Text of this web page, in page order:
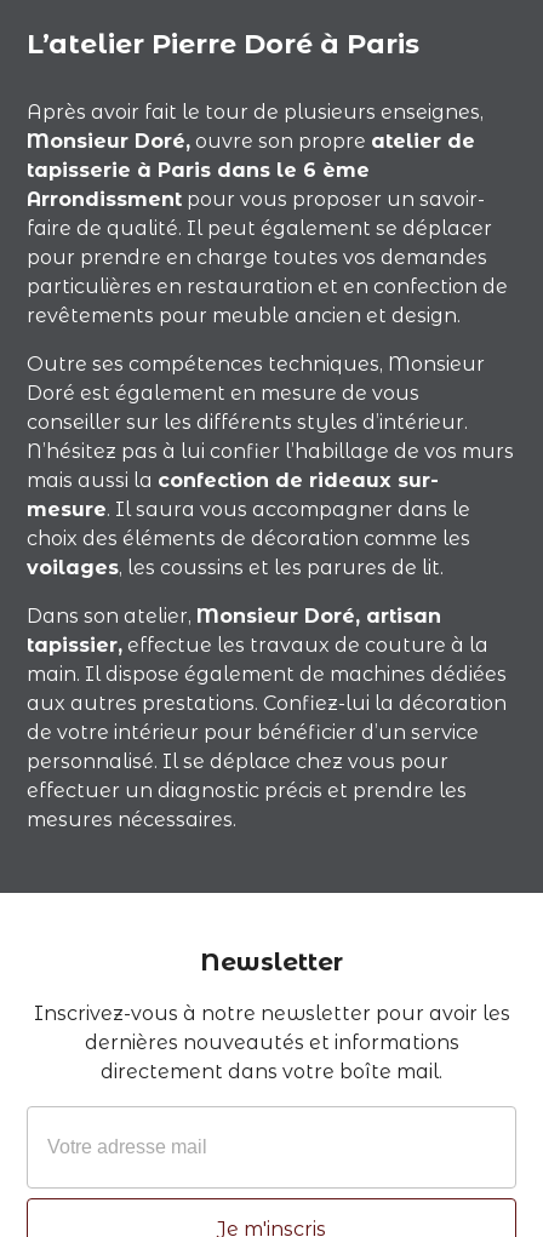
L’atelier Pierre Doré à Paris
Après avoir fait le tour de plusieurs enseignes,
Monsieur Doré, ouvre son propre atelier de
tapisserie à Paris dans le 6 ème
Arrondissment pour vous proposer un savoir-
faire de qualité. Il peut également se déplacer
pour prendre en charge toutes vos demandes
particulières en restauration et en confection de
revêtements pour meuble ancien et design.
Outre ses compétences techniques, Monsieur
Doré est également en mesure de vous
conseiller sur les différents styles d’intérieur.
N’hésitez pas à lui confier l’habillage de vos murs
mais aussi la confection de rideaux sur-
mesure. Il saura vous accompagner dans le
choix des éléments de décoration comme les
voilages, les coussins et les parures de lit.
Dans son atelier, Monsieur Doré, artisan
tapissier, effectue les travaux de couture à la
main. Il dispose également de machines dédiées
aux autres prestations. Confiez-lui la décoration
de votre intérieur pour bénéficier d’un service
personnalisé. Il se déplace chez vous pour
effectuer un diagnostic précis et prendre les
mesures nécessaires.
Newsletter
Inscrivez-vous à notre newsletter pour avoir les
dernières nouveautés et informations
directement dans votre boîte mail.